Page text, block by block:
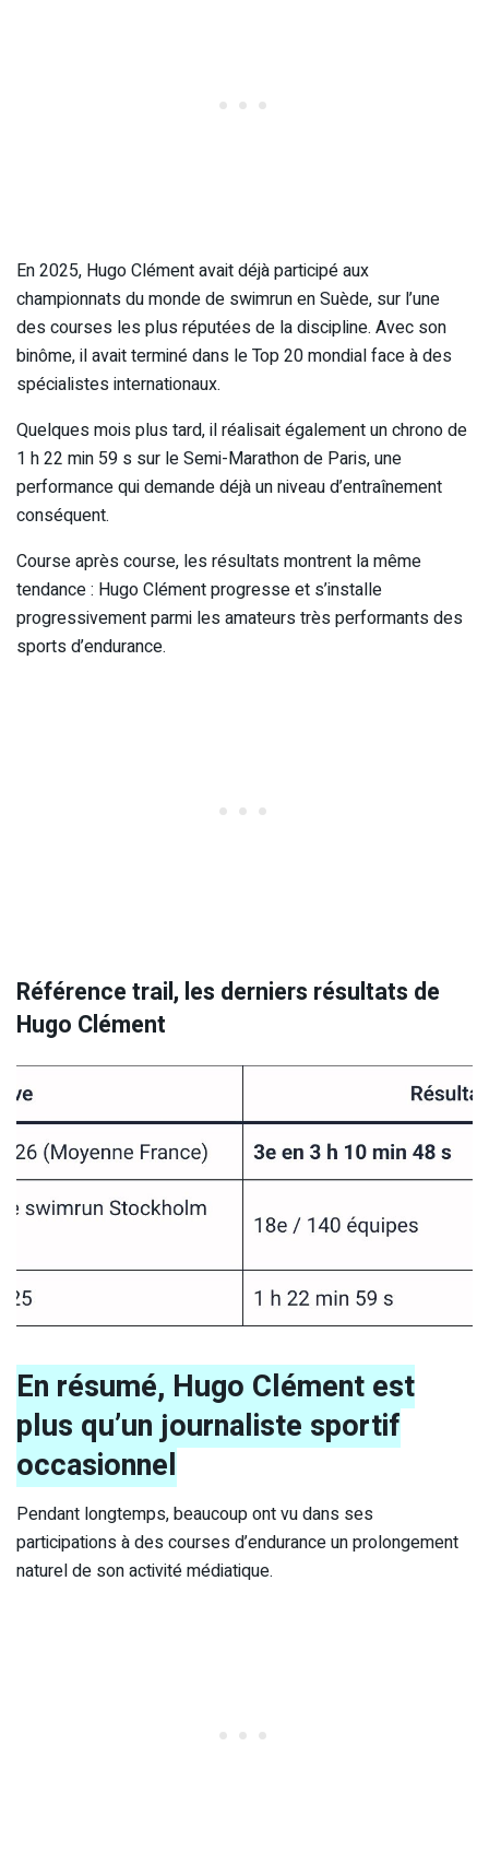
En 2025, Hugo Clément avait déjà participé aux
championnats du monde de swimrun en Suède, sur l’une
des courses les plus réputées de la discipline. Avec son
binôme, il avait terminé dans le Top 20 mondial face à des
spécialistes internationaux.
Quelques mois plus tard, il réalisait également un chrono de
1 h 22 min 59 s sur le Semi-Marathon de Paris, une
performance qui demande déjà un niveau d’entraînement
conséquent.
Course après course, les résultats montrent la même
tendance : Hugo Clément progresse et s’installe
progressivement parmi les amateurs très performants des
sports d’endurance.
Référence trail, les derniers résultats de
Hugo Clément
En résumé, Hugo Clément est
plus qu’un journaliste sportif
occasionnel
Pendant longtemps, beaucoup ont vu dans ses
participations à des courses d’endurance un prolongement
naturel de son activité médiatique.